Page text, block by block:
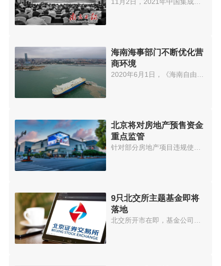
海南海事部门不断优化营
商环境
北京将对房地产预售资金
重点监管
针对部分房地产项目违规使用预售...
9只北交所主题基金即将
落地
北交所开市在即，基金公司也在加...